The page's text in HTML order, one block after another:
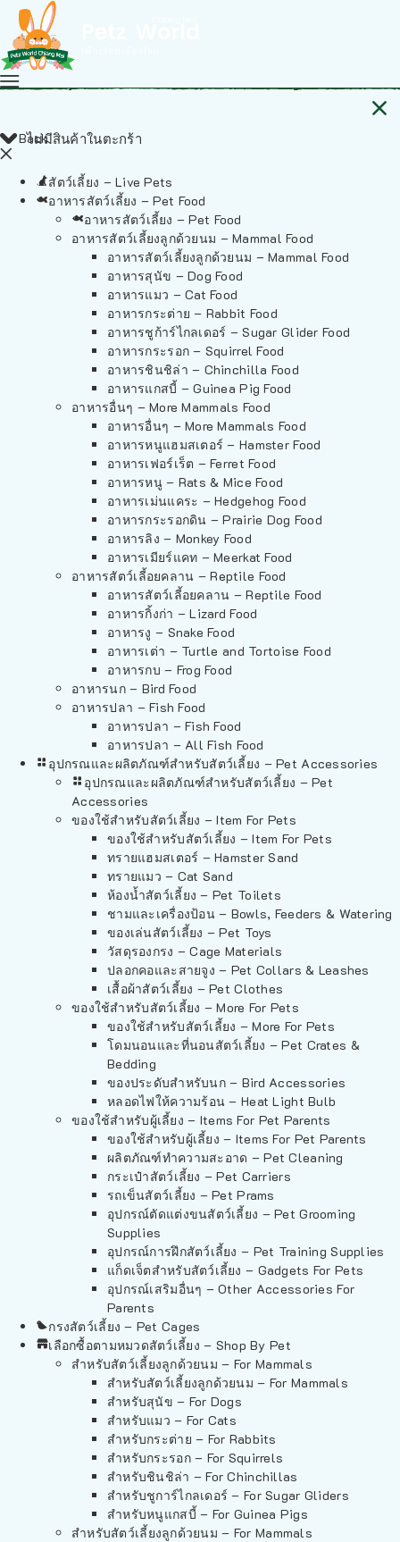
ไม่มีสินค้าในตะกร้า
Back
สัตว์เลี้ยง – Live Pets
อาหารสัตว์เลี้ยง – Pet Food
อาหารสัตว์เลี้ยง – Pet Food
อาหารสัตว์เลี้ยงลูกด้วยนม – Mammal Food
อาหารสัตว์เลี้ยงลูกด้วยนม – Mammal Food
อาหารสุนัข – Dog Food
อาหารแมว – Cat Food
อาหารกระต่าย – Rabbit Food
อาหารชูก้าร์ไกลเดอร์ – Sugar Glider Food
อาหารกระรอก – Squirrel Food
อาหารชินชิล่า – Chinchilla Food
อาหารแกสบี้ – Guinea Pig Food
อาหารอื่นๆ – More Mammals Food
อาหารอื่นๆ – More Mammals Food
อาหารหนูแฮมสเตอร์ – Hamster Food
อาหารเฟอร์เร็ต – Ferret Food
อาหารหนู – Rats & Mice Food
อาหารเม่นแคระ – Hedgehog Food
อาหารกระรอกดิน – Prairie Dog Food
อาหารลิง – Monkey Food
อาหารเมียร์แคท – Meerkat Food
อาหารสัตว์เลี้อยคลาน – Reptile Food
อาหารสัตว์เลี้อยคลาน – Reptile Food
อาหารกิ้งก่า – Lizard Food
อาหารงู – Snake Food
อาหารเต่า – Turtle and Tortoise Food
อาหารกบ – Frog Food
อาหารนก – Bird Food
อาหารปลา – Fish Food
อาหารปลา – Fish Food
อาหารปลา – All Fish Food
อุปกรณและผลิตภัณฑ์สำหรับสัตว์เลี้ยง – Pet Accessories
อุปกรณและผลิตภัณฑ์สำหรับสัตว์เลี้ยง – Pet
Accessories
ของใช้สำหรับสัตว์เลี้ยง – Item For Pets
ของใช้สำหรับสัตว์เลี้ยง – Item For Pets
ทรายแฮมสเตอร์ – Hamster Sand
ทรายแมว – Cat Sand
ห้องน้ำสัตว์เลี้ยง – Pet Toilets
ชามและเครื่องป้อน – Bowls, Feeders & Watering
ของเล่นสัตว์เลี้ยง – Pet Toys
วัสดุรองกรง – Cage Materials
ปลอกคอและสายจูง – Pet Collars & Leashes
เสื้อผ้าสัตว์เลี้ยง – Pet Clothes
ของใช้สำหรับสัตว์เลี้ยง – More For Pets
ของใช้สำหรับสัตว์เลี้ยง – More For Pets
โดมนอนและที่นอนสัตว์เลี้ยง – Pet Crates &
Bedding
ของประดับสำหรับนก – Bird Accessories
หลอดไฟให้ความร้อน – Heat Light Bulb
ของใช้สำหรับผู้เลี้ยง – Items For Pet Parents
ของใช้สำหรับผู้เลี้ยง – Items For Pet Parents
ผลิตภัณฑ์ทำความสะอาด – Pet Cleaning
กระเป๋าสัตว์เลี้ยง – Pet Carriers
รถเข็นสัตว์เลี้ยง – Pet Prams
อุปกรณ์ตัดแต่งขนสัตว์เลี้ยง – Pet Grooming
Supplies
อุปกรณ์การฝึกสัตว์เลี้ยง – Pet Training Supplies
แก็ดเจ็ตสำหรับสัตว์เลี้ยง – Gadgets For Pets
อุปกรณ์เสริมอื่นๆ – Other Accessories For
Parents
กรงสัตว์เลี้ยง – Pet Cages
เลือกซื้อตามหมวดสัตว์เลี้ยง – Shop By Pet
สำหรับสัตว์เลี้ยงลูกด้วยนม – For Mammals
สำหรับสัตว์เลี้ยงลูกด้วยนม – For Mammals
สำหรับสุนัข – For Dogs
สำหรับแมว – For Cats
สำหรับกระต่าย – For Rabbits
สำหรับกระรอก – For Squirrels
สำหรับชินชิล่า – For Chinchillas
สำหรับชูการ์ไกลเดอร์ – For Sugar Gliders
สำหรับหนูแกสบี้ – For Guinea Pigs
สำหรับสัตว์เลี้ยงลูกด้วยนม – For Mammals